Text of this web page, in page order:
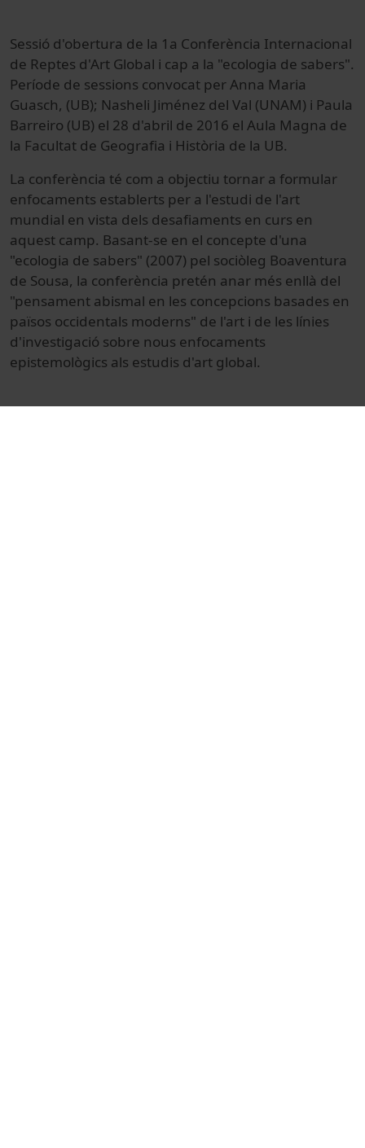
Sessió d'obertura de la 1a Conferència Internacional
de Reptes d'Art Global i cap a la "ecologia de sabers".
Període de sessions convocat per Anna Maria
Guasch, (UB); Nasheli Jiménez del Val (UNAM) i Paula
Barreiro (UB) el 28 d'abril de 2016 el Aula Magna de
la Facultat de Geografia i Història de la UB.
La conferència té com a objectiu tornar a formular
enfocaments establerts per a l'estudi de l'art
mundial en vista dels desafiaments en curs en
aquest camp. Basant-se en el concepte d'una
"ecologia de sabers" (2007) pel sociòleg Boaventura
de Sousa, la conferència pretén anar més enllà del
"pensament abismal en les concepcions basades en
països occidentals moderns" de l'art i de les línies
d'investigació sobre nous enfocaments
epistemològics als estudis d'art global.